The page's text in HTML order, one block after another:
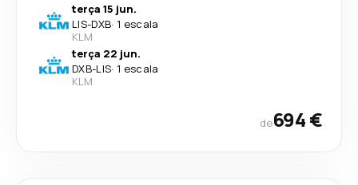
terça 15 jun.
LIS-DXB· 1 escala
KLM
terça 22 jun.
DXB-LIS· 1 escala
KLM
de694 €